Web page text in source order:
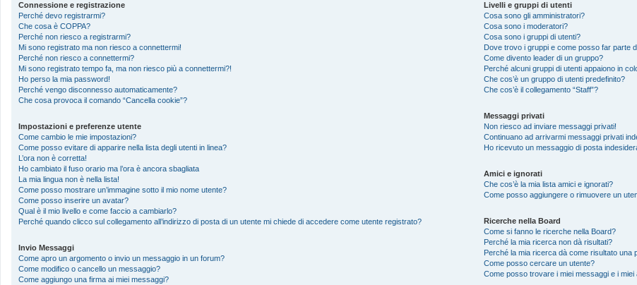
Connessione e registrazione
Perché devo registrarmi?
Che cosa è COPPA?
Perché non riesco a registrarmi?
Mi sono registrato ma non riesco a connettermi!
Perché non riesco a connettermi?
Mi sono registrato tempo fa, ma non riesco più a connettermi?!
Ho perso la mia password!
Perché vengo disconnesso automaticamente?
Che cosa provoca il comando “Cancella cookie”?
Impostazioni e preferenze utente
Come cambio le mie impostazioni?
Come posso evitare di apparire nella lista degli utenti in linea?
L’ora non è corretta!
Ho cambiato il fuso orario ma l’ora è ancora sbagliata
La mia lingua non è nella lista!
Come posso mostrare un’immagine sotto il mio nome utente?
Come posso inserire un avatar?
Qual è il mio livello e come faccio a cambiarlo?
Perché quando clicco sul collegamento all’indirizzo di posta di un utente mi chiede di accedere come utente registrato?
Invio Messaggi
Come apro un argomento o invio un messaggio in un forum?
Come modifico o cancello un messaggio?
Come aggiungo una firma ai miei messaggi?
Livelli e gruppi di utenti
Cosa sono gli amministratori?
Cosa sono i moderatori?
Cosa sono i gruppi di utenti?
Dove trovo i gruppi e come posso far parte
Come divento leader di un gruppo?
Perché alcuni gruppi di utenti appaiono in
Che cos’è un gruppo di utenti predefinito?
Che cos’è il collegamento “Staff”?
Messaggi privati
Non riesco ad inviare messaggi privati!
Continuano ad arrivarmi messaggi privati
Ho ricevuto un messaggio di posta
Amici e ignorati
Che cos’è la mia lista amici e ignorati?
Come posso aggiungere o rimuovere un
Ricerche nella Board
Come si fanno le ricerche nella Board?
Perché la mia ricerca non dà risultati?
Perché la mia ricerca dà come risultato una
Come posso cercare un utente?
Come posso trovare i miei messaggi e i miei